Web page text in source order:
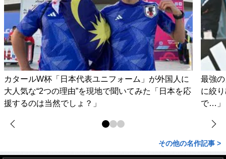
カタールW杯「日本代表ユニフォーム」が外国人に
大人気な“2つの理由”を現地で聞いてみた「日本を応
援するのは当然でしょ？」
最強
に絞
で…」
その他の名作記事 >